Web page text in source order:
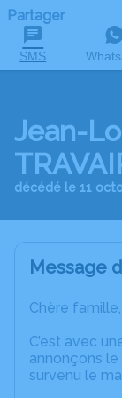
Partager
SMS
Jean-
décédé le 11
Message
Chère
C’est avec
annonçons le
survenu le